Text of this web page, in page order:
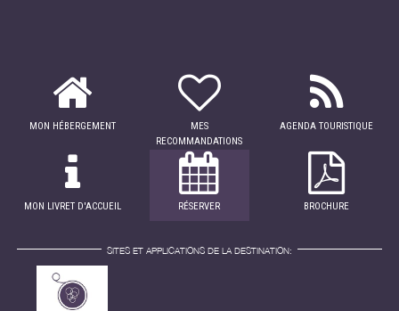
MON HÉBERGEMENT
MES
RECOMMANDATIONS
AGENDA TOURISTIQUE
MON LIVRET D'ACCUEIL RÉSERVER BROCHURE
SITES ET APPLICATIONS DE LA DESTINATION: